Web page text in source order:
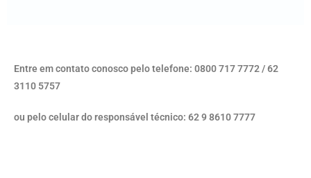
Entre em contato conosco pelo telefone: 0800 717 7772 / 62
3110 5757
ou pelo celular do responsável técnico: 62 9 8610 7777